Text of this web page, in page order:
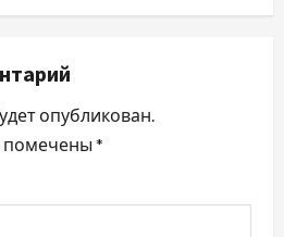
опубликован.
помечены *